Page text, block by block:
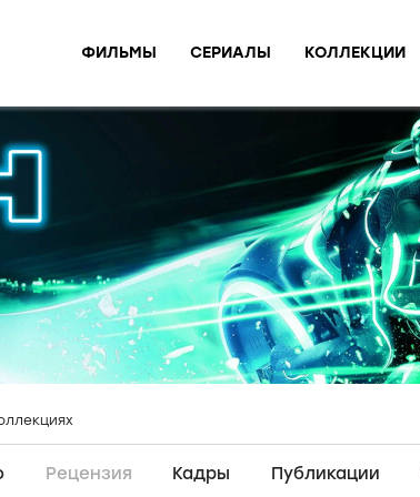
ФИЛЬМЫ СЕРИАЛЫ КОЛЛЕКЦИИ
Рецензия Кадры Публикации